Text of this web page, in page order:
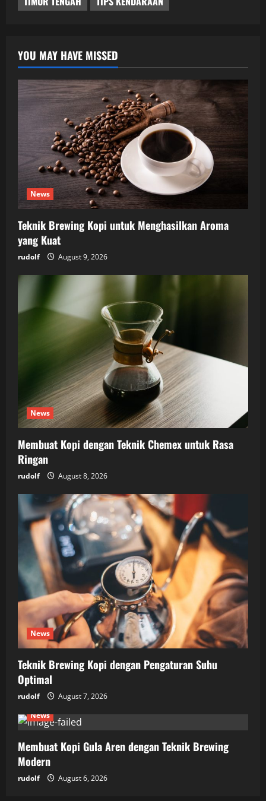
YOU MAY HAVE MISSED
News
Teknik Brewing Kopi untuk Menghasilkan Aroma
yang Kuat
rudolf August 9, 2026
News
Membuat Kopi dengan Teknik Chemex untuk Rasa
Ringan
rudolf August 8, 2026
News
Teknik Brewing Kopi dengan Pengaturan Suhu
Optimal
rudolf
August 7, 2026
News
Membuat Kopi Gula Aren dengan Teknik Brewing
Modern
rudolf August 6, 2026